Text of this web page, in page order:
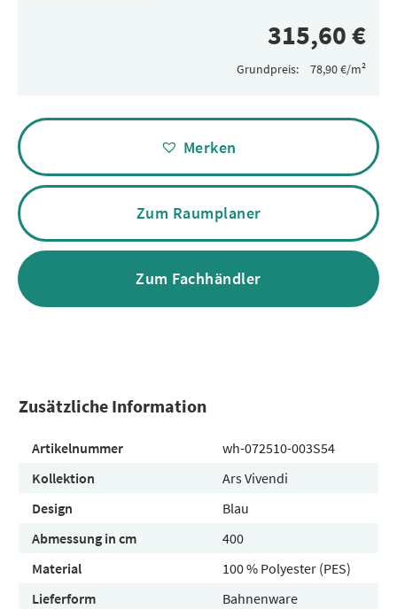
Grundpreis:
Alternative:
Merken
Zum Raumplaner
Zum Fachhändler
Zusätzliche Information
Artikelnummer
wh-072510-003S54
Kollektion
Ars Vivendi
Design
Blau
Abmessung in cm
400
Material
100 % Polyester (PES)
Lieferform
Bahnenware